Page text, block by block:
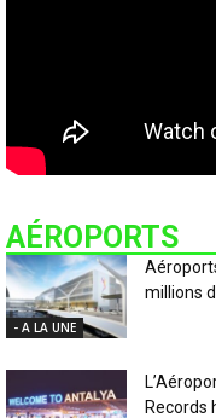
AÉROPORTS
- A LA UNE
millions
Records